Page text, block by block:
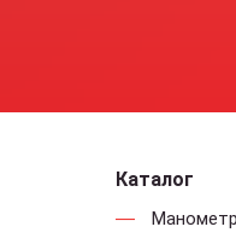
Каталог